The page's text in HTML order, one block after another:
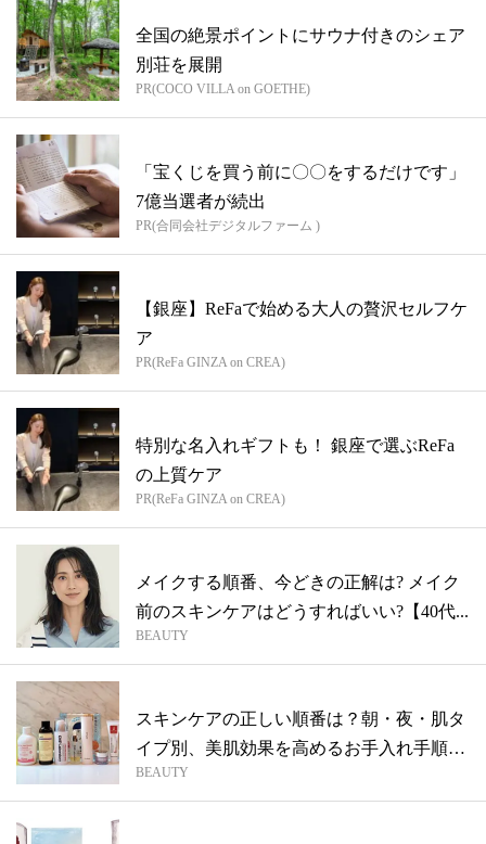
全国の絶景ポイントにサウナ付きのシェア
別荘を展開
PR(COCO VILLA on GOETHE)
「宝くじを買う前に〇〇をするだけです」
7億当選者が続出
PR(合同会社デジタルファーム )
【銀座】ReFaで始める大人の贅沢セルフケ
ア
PR(ReFa GINZA on CREA)
特別な名入れギフトも！ 銀座で選ぶReFa
の上質ケア
PR(ReFa GINZA on CREA)
メイクする順番、今どきの正解は? メイク
前のスキンケアはどうすればいい?【40代...
BEAUTY
スキンケアの正しい順番は？朝・夜・肌タ
イプ別、美肌効果を高めるお手入れ手順を
徹底...
BEAUTY